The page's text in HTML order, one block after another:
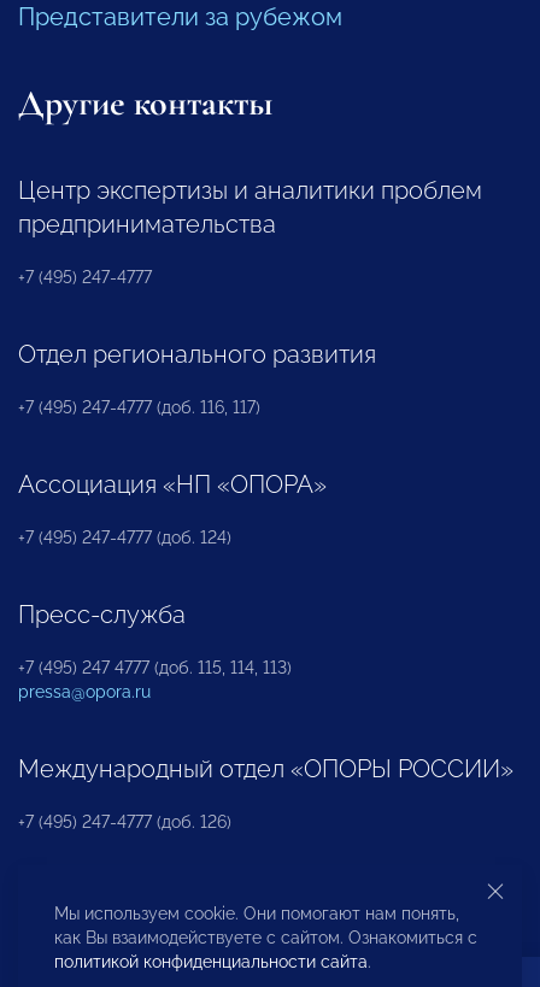
Представители за рубежом
Другие контакты
Центр экспертизы и аналитики проблем
предпринимательства
+7 (495) 247-4777
Отдел регионального развития
+7 (495) 247-4777 (доб. 116, 117)
Ассоциация «НП «ОПОРА»
+7 (495) 247-4777 (доб. 124)
Пресс-служба
+7 (495) 247 4777 (доб. 115, 114, 113)
pressa@opora.ru
Международный отдел «ОПОРЫ РОССИИ»
+7 (495) 247-4777 (доб. 126)
Бюро по защите прав предпринимателей и
инвесторов
Мы используем cookie. Они помогают нам понять,
как Вы взаимодействуете с сайтом. Ознакомиться с
политикой конфиденциальности сайта.